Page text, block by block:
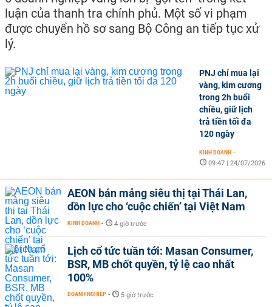
luận của thanh tra chính phủ. Một số vi phạm
được chuyển hồ sơ sang Bộ Công an tiếp tục xử
lý.
PNJ chỉ mua lại
vàng, kim cương
trong 2h buổi
chiều, giữ lịch
trả tiền tối đa
120 ngày
KINH DOANH -
09:47 | 24/07/2026
AEON bán mảng siêu thị tại Thái Lan,
dồn lực cho ‘cuộc chiến’ tại Việt Nam
KINH DOANH - 4 giờ trước
Lịch cổ tức tuần tới: Masan Consumer,
BSR, MB chốt quyền, tỷ lệ cao nhất
100%
DOANH NGHIỆP - 5 giờ trước